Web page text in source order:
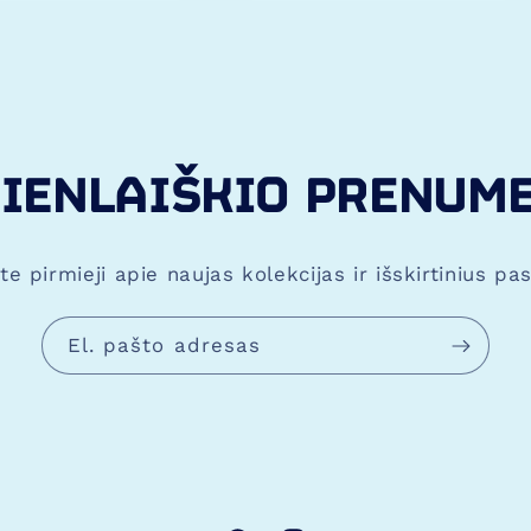
pirmieji apie naujas kolekcijas ir išskirtinius
El. pašto adresas